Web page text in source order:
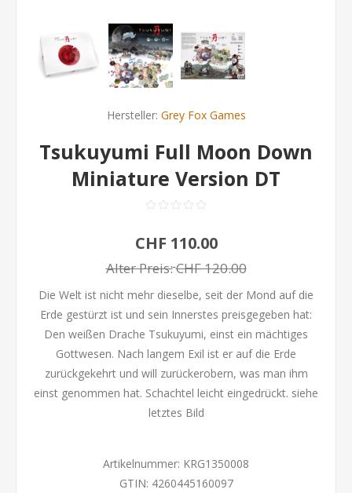
Hersteller: Grey Fox Games
Tsukuyumi Full Moon Down
Miniature Version DT
CHF 110.00
Alter Preis:CHF 120.00
Die Welt ist nicht mehr dieselbe, seit der Mond auf die
Erde gestürzt ist und sein Innerstes preisgegeben hat:
Den weißen Drache Tsukuyumi, einst ein mächtiges
Gottwesen. Nach langem Exil ist er auf die Erde
zurückgekehrt und will zurückerobern, was man ihm
einst genommen hat. Schachtel leicht eingedrückt. siehe
letztes Bild
Artikelnummer: KRG1350008
GTIN: 4260445160097